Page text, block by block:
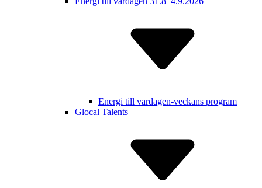
Energi till vardagen-veckans program
Glocal Talents